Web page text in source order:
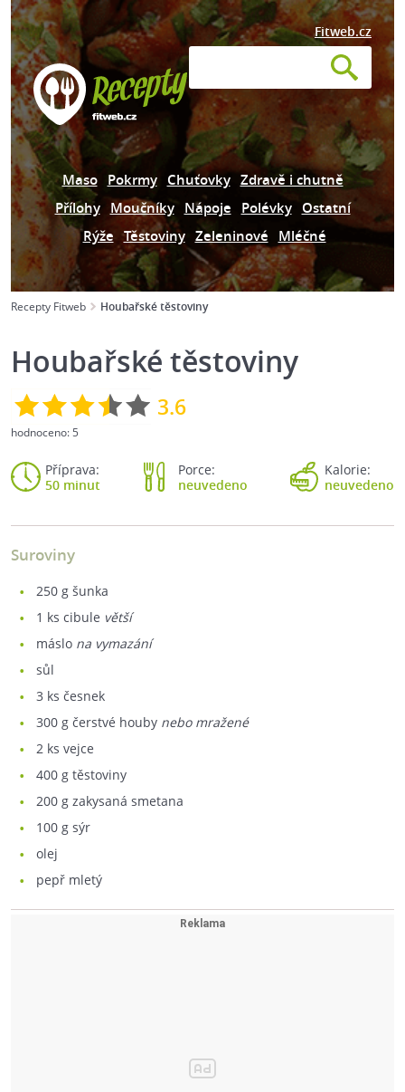
Fitweb.cz
Maso Pokrmy Chuťovky Zdravě i chutně
Přílohy Moučníky Nápoje Polévky Ostatní
Rýže Těstoviny Zeleninové Mléčné
Recepty Fitweb Houbařské těstoviny
Houbařské těstoviny
3.6
hodnoceno:5
Příprava:
50 minut
Porce:
neuvedeno
Kalorie:
neuvedeno
Suroviny
250 g šunka
1 ks cibule větší
máslo na vymazání
sůl
3 ks česnek
300 g čerstvé houby nebo mražené
2 ks vejce
400 g těstoviny
200 g zakysaná smetana
100 g sýr
olej
pepř mletý